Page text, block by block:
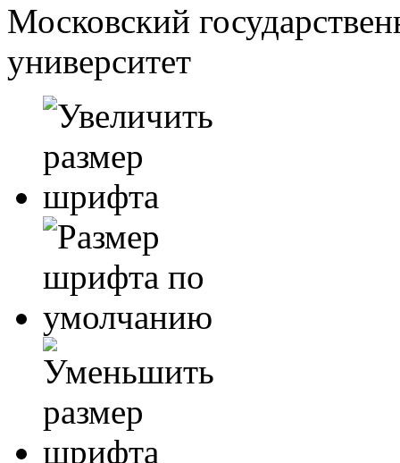
Московский
университет